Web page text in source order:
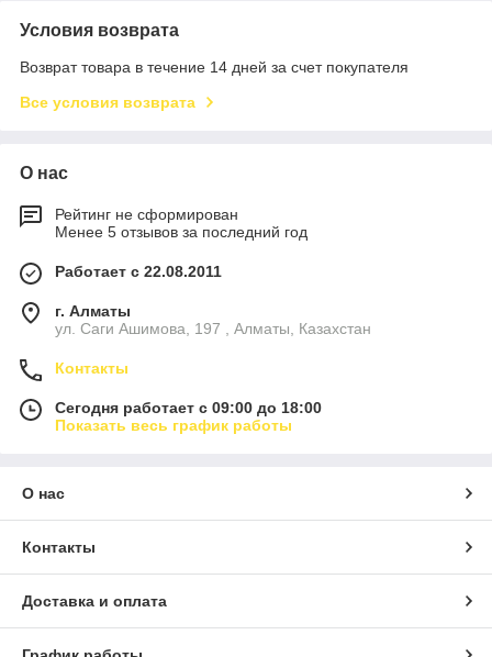
Условия возврата
Возврат товара в течение 14 дней за счет покупателя
Все условия возврата
О нас
Рейтинг не сформирован
Менее 5 отзывов за последний год
Работает с 22.08.2011
г. Алматы
ул. Саги Ашимова, 197 , Алматы, Казахстан
Контакты
Сегодня работает с 09:00 до 18:00
Показать весь график работы
О нас
Контакты
Доставка и оплата